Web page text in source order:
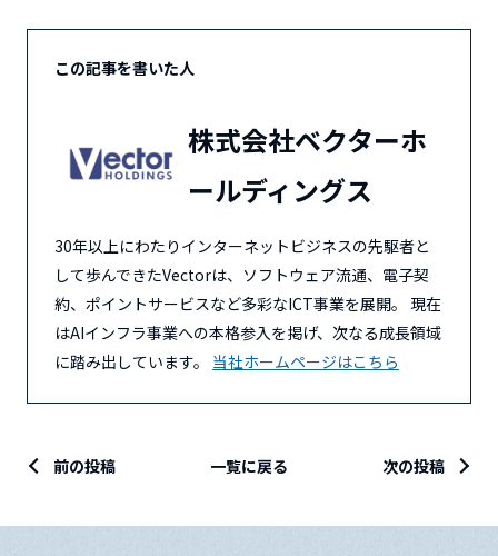
この記事を書いた人
株式会社ベクターホ
ールディングス
30年以上にわたりインターネットビジネスの先駆者と
して歩んできたVectorは、ソフトウェア流通、電子契
約、ポイントサービスなど多彩なICT事業を展開。 現在
はAIインフラ事業への本格参入を掲げ、次なる成長領域
に踏み出しています。 当社ホームページはこちら
前の投稿 一覧に戻る 次の投稿